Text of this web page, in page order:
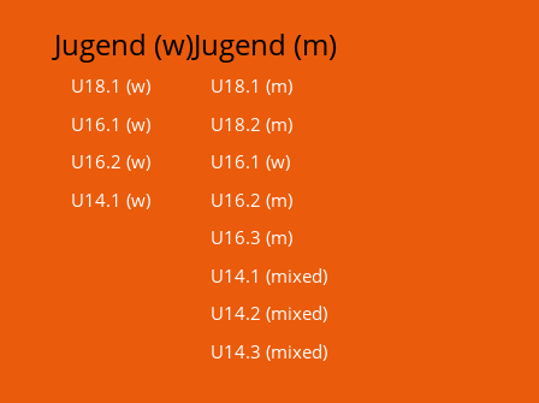
Jugend (w)
U18.1 (w)
U16.1 (w)
U16.2 (w)
U14.1 (w)
Jugend (m)
U18.1 (m)
U18.2 (m)
U16.1 (w)
U16.2 (m)
U16.3 (m)
U14.1 (mixed)
U14.2 (mixed)
U14.3 (mixed)